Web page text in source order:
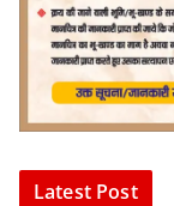
Latest Post